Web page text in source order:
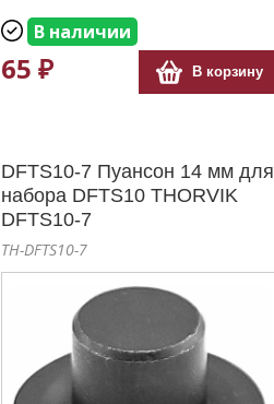
В наличии
65 ₽ В корзину
DFTS10-7 Пуансон 14 мм для
набора DFTS10 THORVIK
DFTS10-7
TH-DFTS10-7